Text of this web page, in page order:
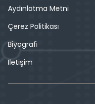
Aydınlatma Metni
Çerez Politikası
Biyografi
İletişim